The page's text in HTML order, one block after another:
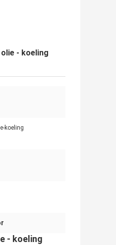
- koeling
koeling
- koeling